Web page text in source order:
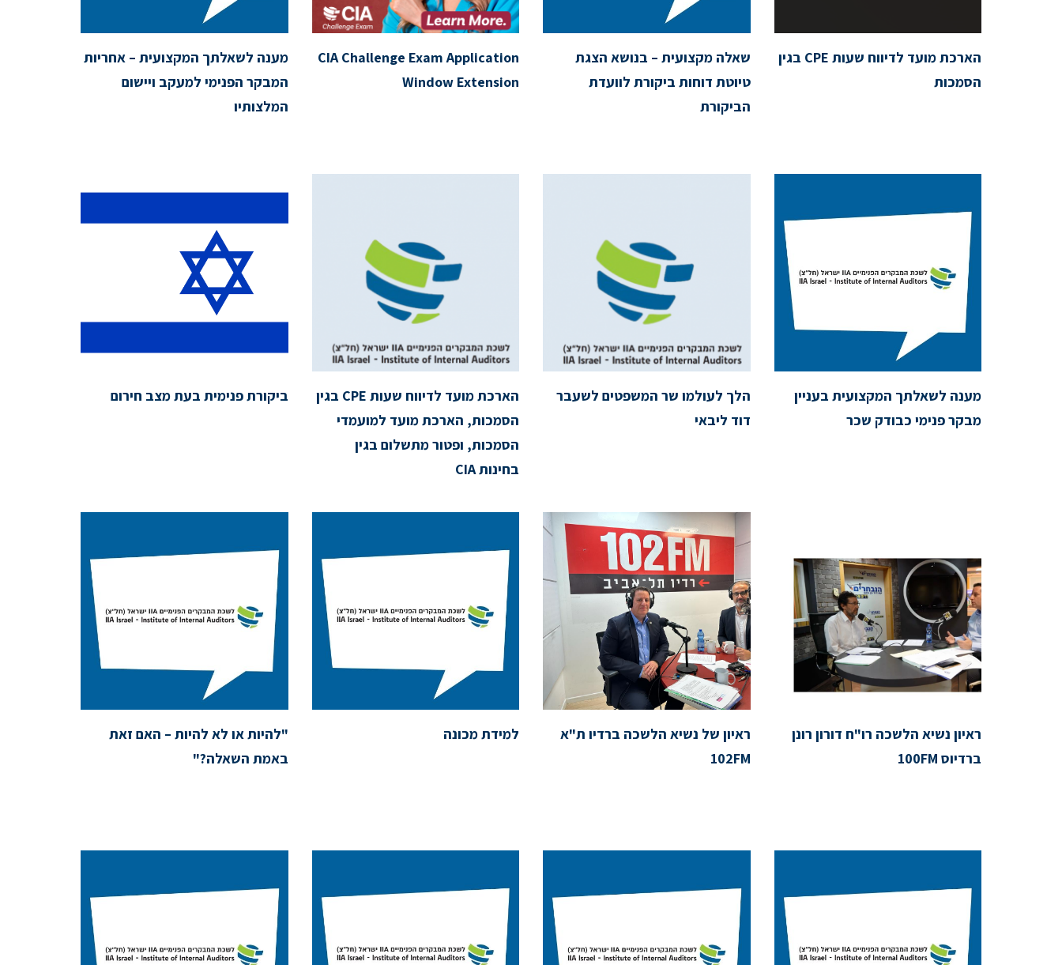
הארכת מועד לדיווח שעות CPE בגין
הסמכות
שאלה מקצועית – בנושא הצגת
טיוטת דוחות ביקורת לוועדת
הביקורת
CIA Challenge Exam Application
Window Extension
מענה לשאלתך המקצועית – אחריות
המבקר הפנימי למעקב ויישום
המלצותיו
מענה לשאלתך המקצועית בעניין
מבקר פנימי כבודק שכר
הלך לעולמו שר המשפטים לשעבר
דוד ליבאי
הארכת מועד לדיווח שעות CPE בגין
הסמכות, הארכת מועד למועמדי
הסמכות, ופטור מתשלום בגין
בחינות CIA
ביקורת פנימית בעת מצב חירום
ראיון נשיא הלשכה רו"ח דורון רונן
ברדיוס 100FM
ראיון של נשיא הלשכה ברדיו ת"א
102FM
למידת מכונה
"להיות או לא להיות – האם זאת
באמת השאלה?"